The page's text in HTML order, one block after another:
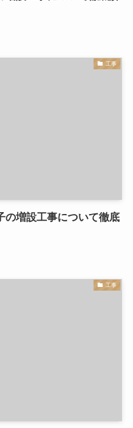
工事
の増設工事について徹底
工事